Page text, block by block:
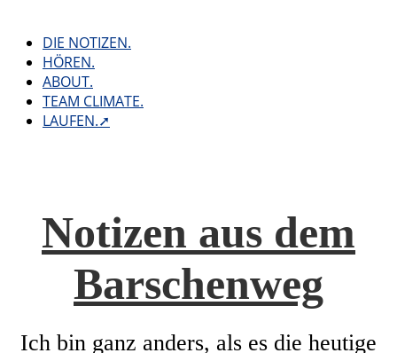
contentDIE NOTIZEN.
HÖREN.
ABOUT.
TEAM CLIMATE.
LAUFEN.➚
Notizen aus dem
Barschenweg
Ich bin ganz anders, als es die heutige